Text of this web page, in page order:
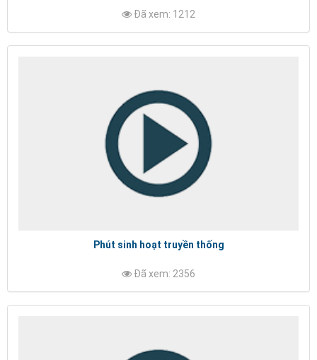
Đã xem: 1212
Phút sinh hoạt truyền thống
Đã xem: 2356